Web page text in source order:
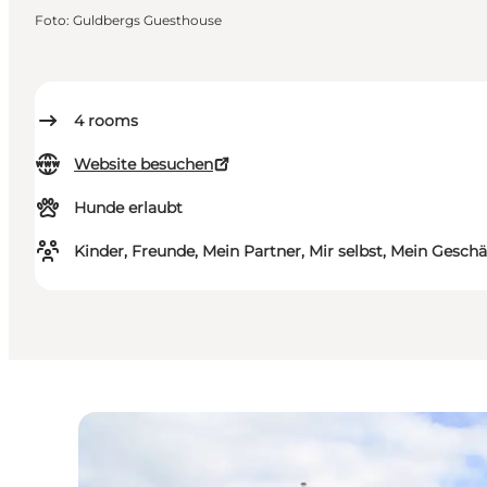
4 rooms
Website besuchen
Hunde erlaubt
Kinder, Freunde, Mein Partner, Mir selbst, Mein
Foto: Guldbergs Guesthouse